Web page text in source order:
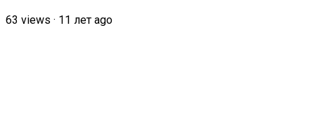
63 views · 11 лет ago